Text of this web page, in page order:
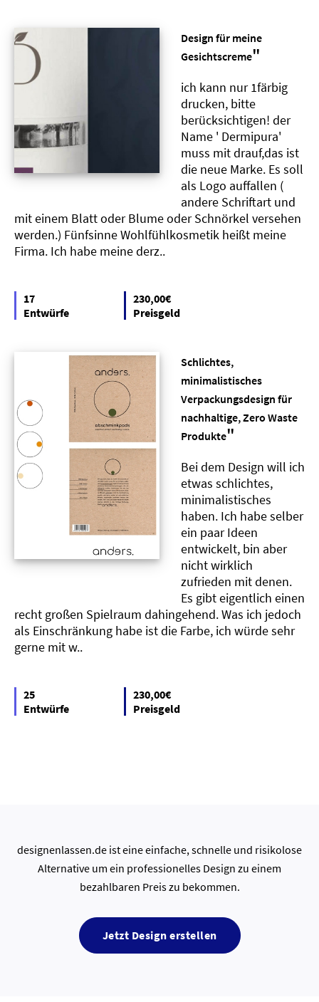
Design für meine
Gesichtscreme"
ich kann nur 1färbig
drucken, bitte
berücksichtigen! der
Name ' Dermipura'
muss mit drauf,das ist
die neue Marke. Es soll
als Logo auffallen (
andere Schriftart und
mit einem Blatt oder Blume oder Schnörkel versehen
werden.) Fünfsinne Wohlfühlkosmetik heißt meine
Firma. Ich habe meine derz..
17
Entwürfe
230,00€
Preisgeld
Schlichtes,
minimalistisches
Verpackungsdesign für
nachhaltige, Zero Waste
Produkte"
Bei dem Design will ich
etwas schlichtes,
minimalistisches
haben. Ich habe selber
ein paar Ideen
entwickelt, bin aber
nicht wirklich
zufrieden mit denen.
Es gibt eigentlich einen
recht großen Spielraum dahingehend. Was ich jedoch
als Einschränkung habe ist die Farbe, ich würde sehr
gerne mit w..
25
Entwürfe
230,00€
Preisgeld
designenlassen.de ist eine einfache, schnelle und risikolose
Alternative um ein professionelles Design zu einem
bezahlbaren Preis zu bekommen.
Jetzt Design erstellen